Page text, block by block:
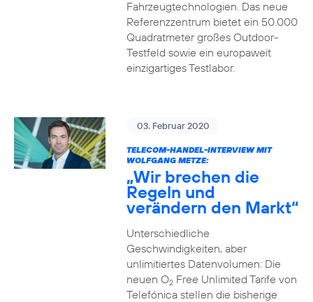
Fahrzeugtechnologien. Das neue
Referenzzentrum bietet ein 50.000
Quadratmeter großes Outdoor-
Testfeld sowie ein europaweit
einzigartiges Testlabor.
03. Februar 2020
TELECOM-HANDEL-INTERVIEW MIT
WOLFGANG METZE:
„Wir brechen die
Regeln und
verändern den Markt“
Unterschiedliche
Geschwindigkeiten, aber
unlimitiertes Datenvolumen: Die
neuen O2Free Unlimited Tarife von
Telefónica stellen die bisherige